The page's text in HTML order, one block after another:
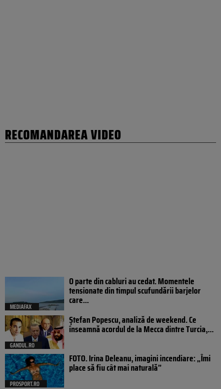
RECOMANDAREA VIDEO
MEDIAFAX
O parte din cabluri au cedat. Momentele
tensionate din timpul scufundării barjelor
care...
GANDUL.RO
Ștefan Popescu, analiză de weekend. Ce
înseamnă acordul de la Mecca dintre Turcia,...
PROSPORT.RO
FOTO. Irina Deleanu, imagini incendiare: „Îmi
place să fiu cât mai naturală”